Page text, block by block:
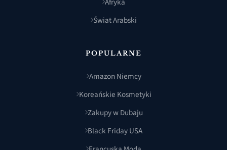
Świat Arabski
POPULARNE
Amazon Niemcy
Koreańskie Kosmetyki
Zakupy w Dubaju
Black Friday USA